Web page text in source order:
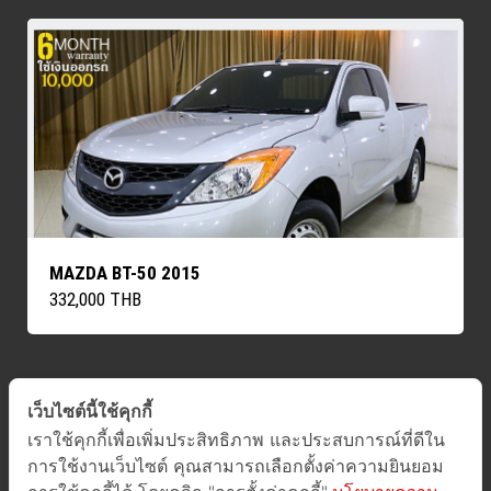
MAZDA BT-50 2015
332,000 THB
เว็บไซต์นี้ใช้คุกกี้
เราใช้คุกกี้เพื่อเพิ่มประสิทธิภาพ และประสบการณ์ที่ดีใน
การใช้งานเว็บไซต์ คุณสามารถเลือกตั้งค่าความยินยอม